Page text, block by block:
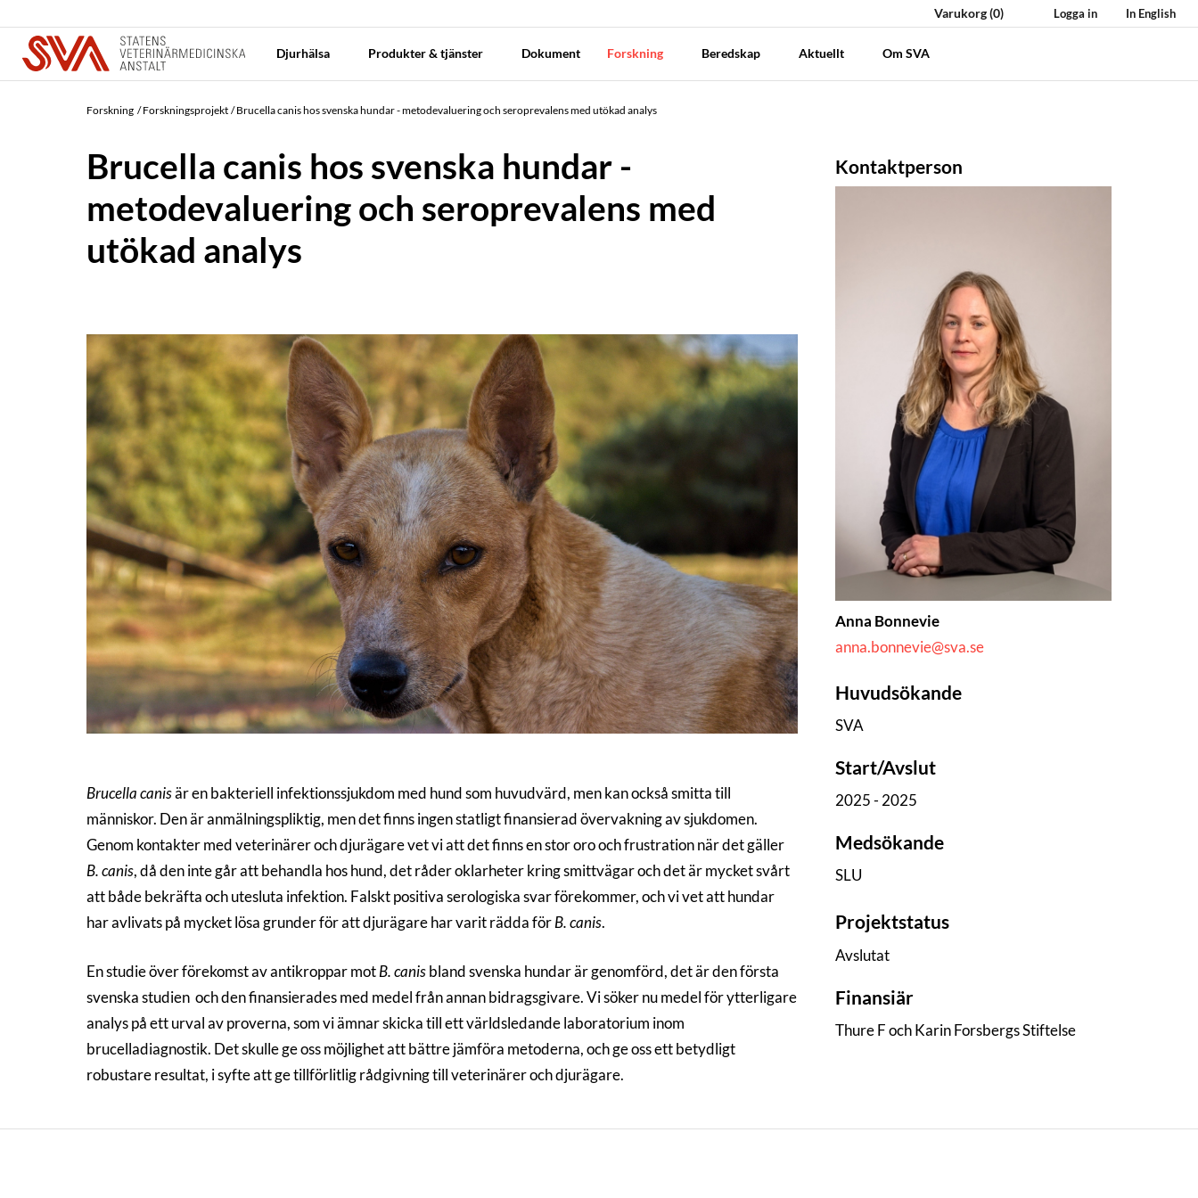
Varukorg(0) Logga in In English
Djurhälsa Produkter & tjänster Dokument Forskning Beredskap Aktuellt Om SVA
Forskning Forskningsprojekt Brucella canis hos svenska hundar - metodevaluering och seroprevalens med utökad analys
Brucella canis hos svenska hundar -
metodevaluering och seroprevalens med
utökad analys
Brucella canisär en bakteriell infektionssjukdom med hund som huvudvärd, men kan också smitta till
människor. Den är anmälningspliktig, men det finns ingen statligt finansierad övervakning av sjukdomen.
Genom kontakter med veterinärer och djurägare vet vi att det finns en stor oro och frustration när det gäller
B. canis, då den inte går att behandla hos hund, det råder oklarheter kring smittvägar och det är mycket svårt
att både bekräfta och utesluta infektion. Falskt positiva serologiska svar förekommer, och vi vet att hundar
har avlivats på mycket lösa grunder för att djurägare har varit rädda förB. canis.
En studie över förekomst av antikroppar motB. canisbland svenska hundar är genomförd, det är den första
svenska studien och den finansierades med medel från annan bidragsgivare. Vi söker nu medel för ytterligare
analys på ett urval av proverna, som vi ämnar skicka till ett världsledande laboratorium inom
brucelladiagnostik. Det skulle ge oss möjlighet att bättre jämföra metoderna, och ge oss ett betydligt
robustare resultat, i syfte att ge tillförlitlig rådgivning till veterinärer och djurägare.
Kontaktperson
Anna Bonnevie
anna.bonnevie@sva.se
Huvudsökande
SVA
Start/Avslut
2025 - 2025
Medsökande
SLU
Projektstatus
Avslutat
Finansiär
Thure F och Karin Forsbergs Stiftelse